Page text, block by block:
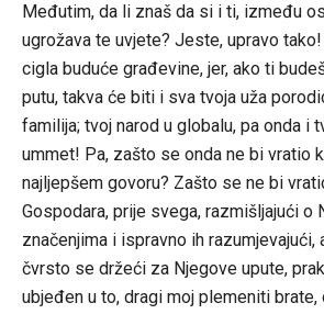
Međutim, da li znaš da si i ti, između
ugrožava te uvjete? Jeste, upravo
cigla buduće građevine, jer, ako ti
putu, takva će biti i sva tvoja uža
familija; tvoj narod u globalu, pa onda i
ummet! Pa, zašto se onda ne bi vratio
najljepšem govoru? Zašto se ne bi
Gospodara, prije svega, razmišljajući o
značenjima i ispravno ih razumjevajući,
čvrsto se držeći za Njegove upute,
ubjeđen u to, dragi moj plemeniti brate,